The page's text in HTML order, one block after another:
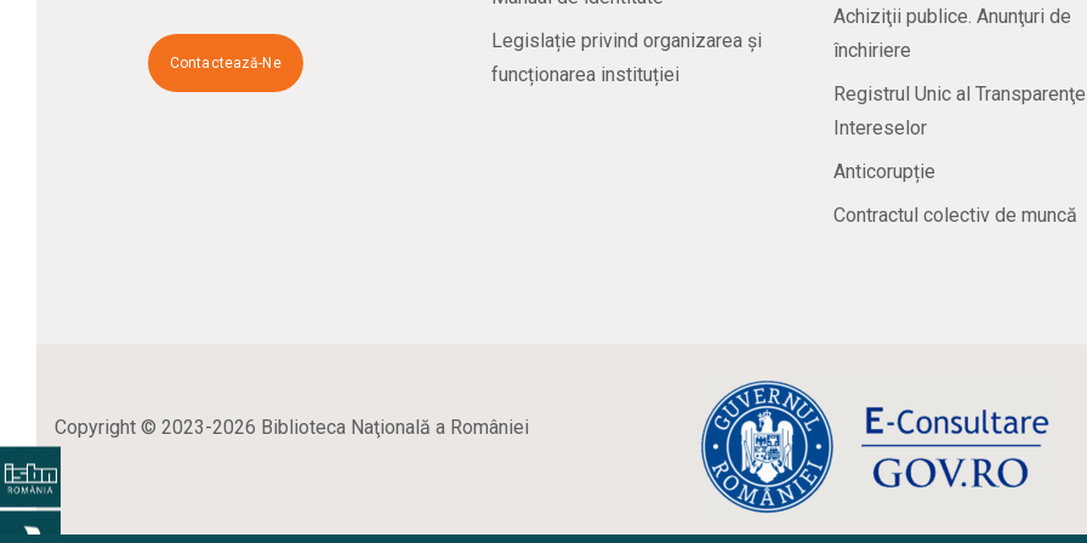
Contactează-Ne
Legislație privind organizarea și
funcționarea instituției
Achiziţii publice. Anunţuri de
închiriere
Registrul Unic al
Intereselor
Anticorupție
Contractul colectiv de muncă
Copyright © 2023-2026 Biblioteca Naţională a României